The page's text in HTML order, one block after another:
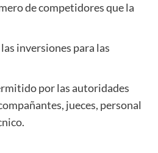
de competidores que la
inversiones para las
por las autoridades
jueces, personal